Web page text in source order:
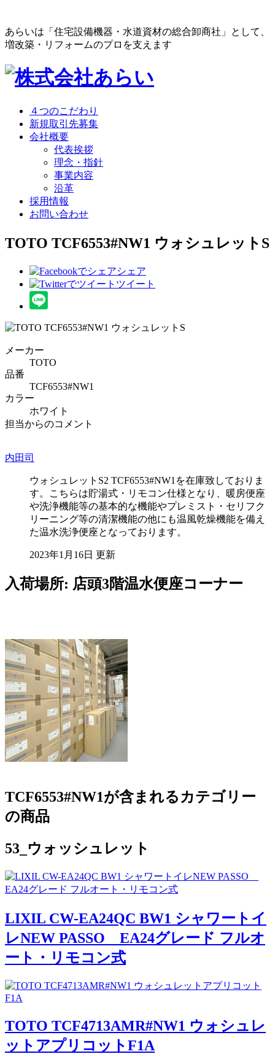
あらいは「住宅設備機器・水道資材の総合卸商社」として、
増改築・リフォームのプロを支えます
４つのこだわり
新規取引先募集
会社概要
代表挨拶
理念・指針
事業内容
沿革
採用情報
お問い合わせ
TOTO TCF6553#NW1 ウォシュレットS
シェア
ツイート
メーカー
TOTO
品番
TCF6553#NW1
カラー
ホワイト
担当からのコメント
内田司
ウォシュレットS2 TCF6553#NW1を在庫致しておりま
す。こちらは貯湯式・リモコン仕様となり、暖房便座
や洗浄機能等の基本的な機能やプレミスト・セリフク
リーニング等の清潔機能の他にも温風乾燥機能を備え
た温水洗浄便座となっております。
2023年1月16日 更新
入荷場所: 店頭3階温水便座コーナー
TCF6553#NW1が含まれるカテゴリー
の商品
53_ウォッシュレット
LIXIL CW-EA24QC BW1 シャワートイ
レNEW PASSO EA24グレード フルオ
ート・リモコン式
TOTO TCF4713AMR#NW1 ウォシュレ
ットアプリコットF1A